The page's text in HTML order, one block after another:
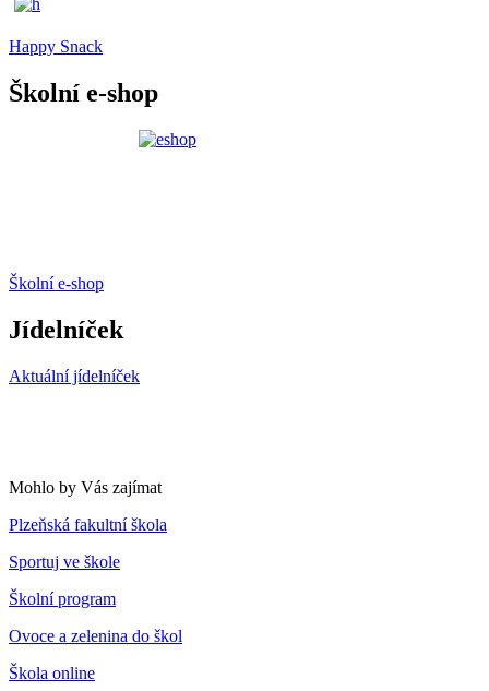
Happy Snack
Školní e-shop
Školní e-shop
Jídelníček
Aktuální jídelníček
Mohlo by Vás zajímat
Plzeňská fakultní škola
Sportuj ve škole
Školní program
Ovoce a zelenina do škol
Škola online